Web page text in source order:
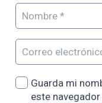
Guarda mi
este